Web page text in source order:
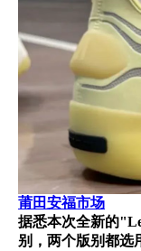
莆田安福市场
据悉本次全新的
别，两个版别都选